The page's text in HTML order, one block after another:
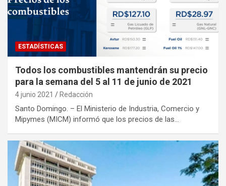
ESTADÍSTICAS
Todos los combustibles mantendrán su precio
para la semana del 5 al 11 de junio de 2021
4 junio 2021 Redacción
Santo Domingo. – El Ministerio de Industria, Comercio y
Mipymes (MICM) informó que los precios de las…